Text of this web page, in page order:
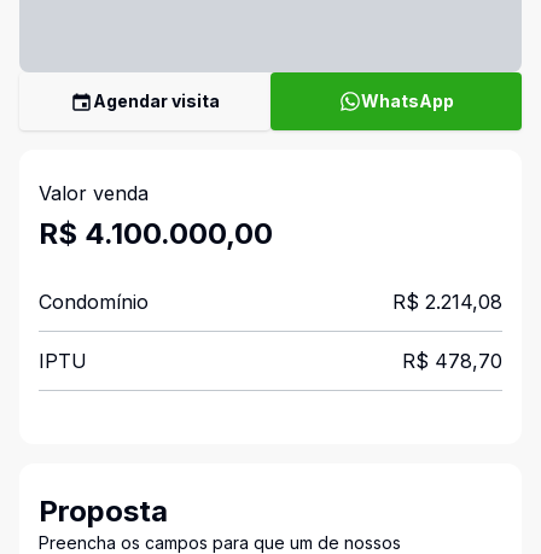
Agendar visita WhatsApp
Valor venda
R$ 4.100.000,00
Condomínio R$ 2.214,08
IPTU R$ 478,70
Proposta
Preencha os campos para que um de nossos